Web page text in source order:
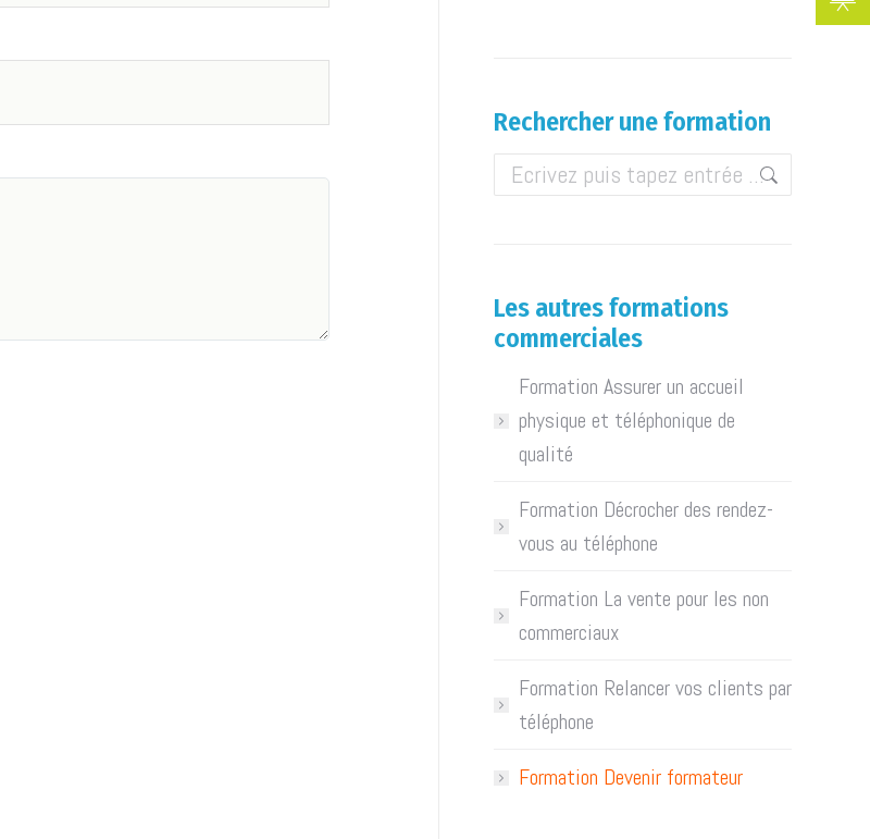
Rechercher une formation
Les autres formations
commerciales
Formation Assurer un accueil
physique et téléphonique de
qualité
Formation Décrocher des rendez-
vous au téléphone
Formation La vente pour les non
commerciaux
Formation Relancer vos clients par
téléphone
Formation Devenir formateur